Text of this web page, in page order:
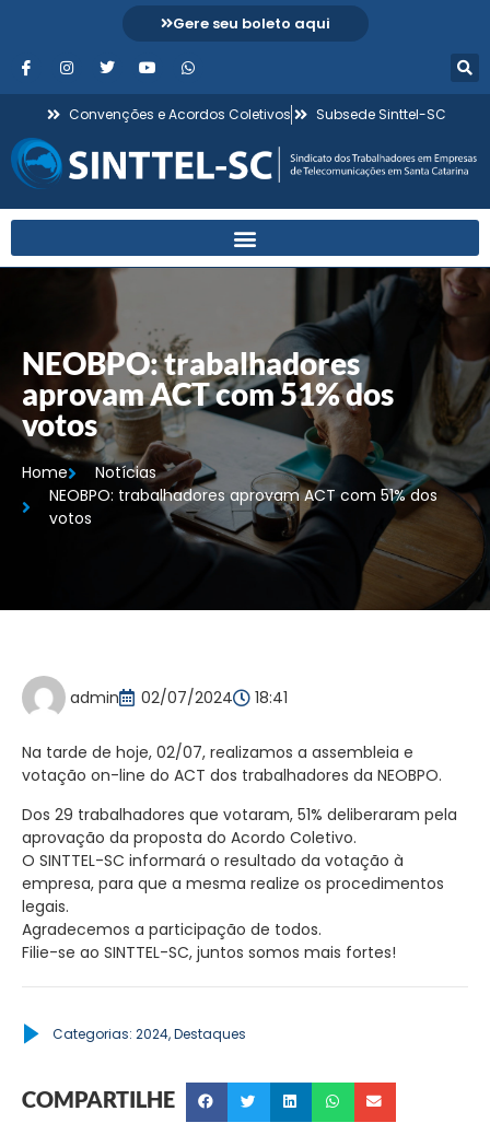
Gere seu boleto aqui
Convenções e Acordos Coletivos Subsede Sinttel-SC
NEOBPO: trabalhadores
aprovam ACT com 51% dos
votos
Home
Notícias
NEOBPO: trabalhadores aprovam ACT com 51% dos
votos
admin 02/07/2024 18:41
Na tarde de hoje, 02/07, realizamos a assembleia e
votação on-line do ACT dos trabalhadores da NEOBPO.
Dos 29 trabalhadores que votaram, 51% deliberaram pela
aprovação da proposta do Acordo Coletivo.
O SINTTEL-SC informará o resultado da votação à
empresa, para que a mesma realize os procedimentos
legais.
Agradecemos a participação de todos.
Filie-se ao SINTTEL-SC, juntos somos mais fortes!
Categorias: 2024,Destaques
COMPARTILHE